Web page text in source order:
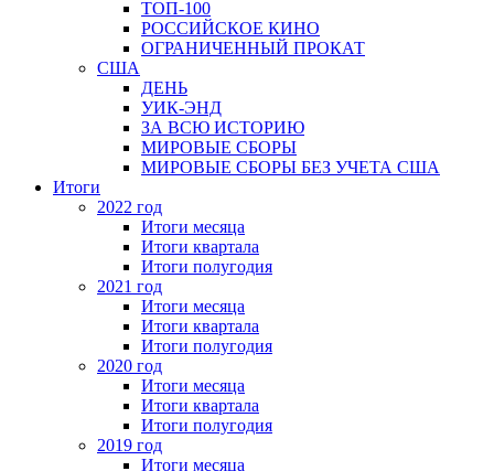
ТОП-100
РОССИЙСКОЕ КИНО
ОГРАНИЧЕННЫЙ ПРОКАТ
США
ДЕНЬ
УИК-ЭНД
ЗА ВСЮ ИСТОРИЮ
МИРОВЫЕ СБОРЫ
МИРОВЫЕ СБОРЫ БЕЗ УЧЕТА США
Итоги
2022 год
Итоги месяца
Итоги квартала
Итоги полугодия
2021 год
Итоги месяца
Итоги квартала
Итоги полугодия
2020 год
Итоги месяца
Итоги квартала
Итоги полугодия
2019 год
Итоги месяца